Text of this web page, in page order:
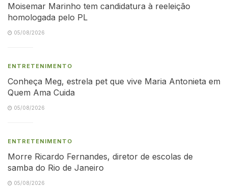
Moisemar Marinho tem candidatura à reeleição
homologada pelo PL
05/08/2026
ENTRETENIMENTO
Conheça Meg, estrela pet que vive Maria Antonieta em
Quem Ama Cuida
05/08/2026
ENTRETENIMENTO
Morre Ricardo Fernandes, diretor de escolas de
samba do Rio de Janeiro
05/08/2026